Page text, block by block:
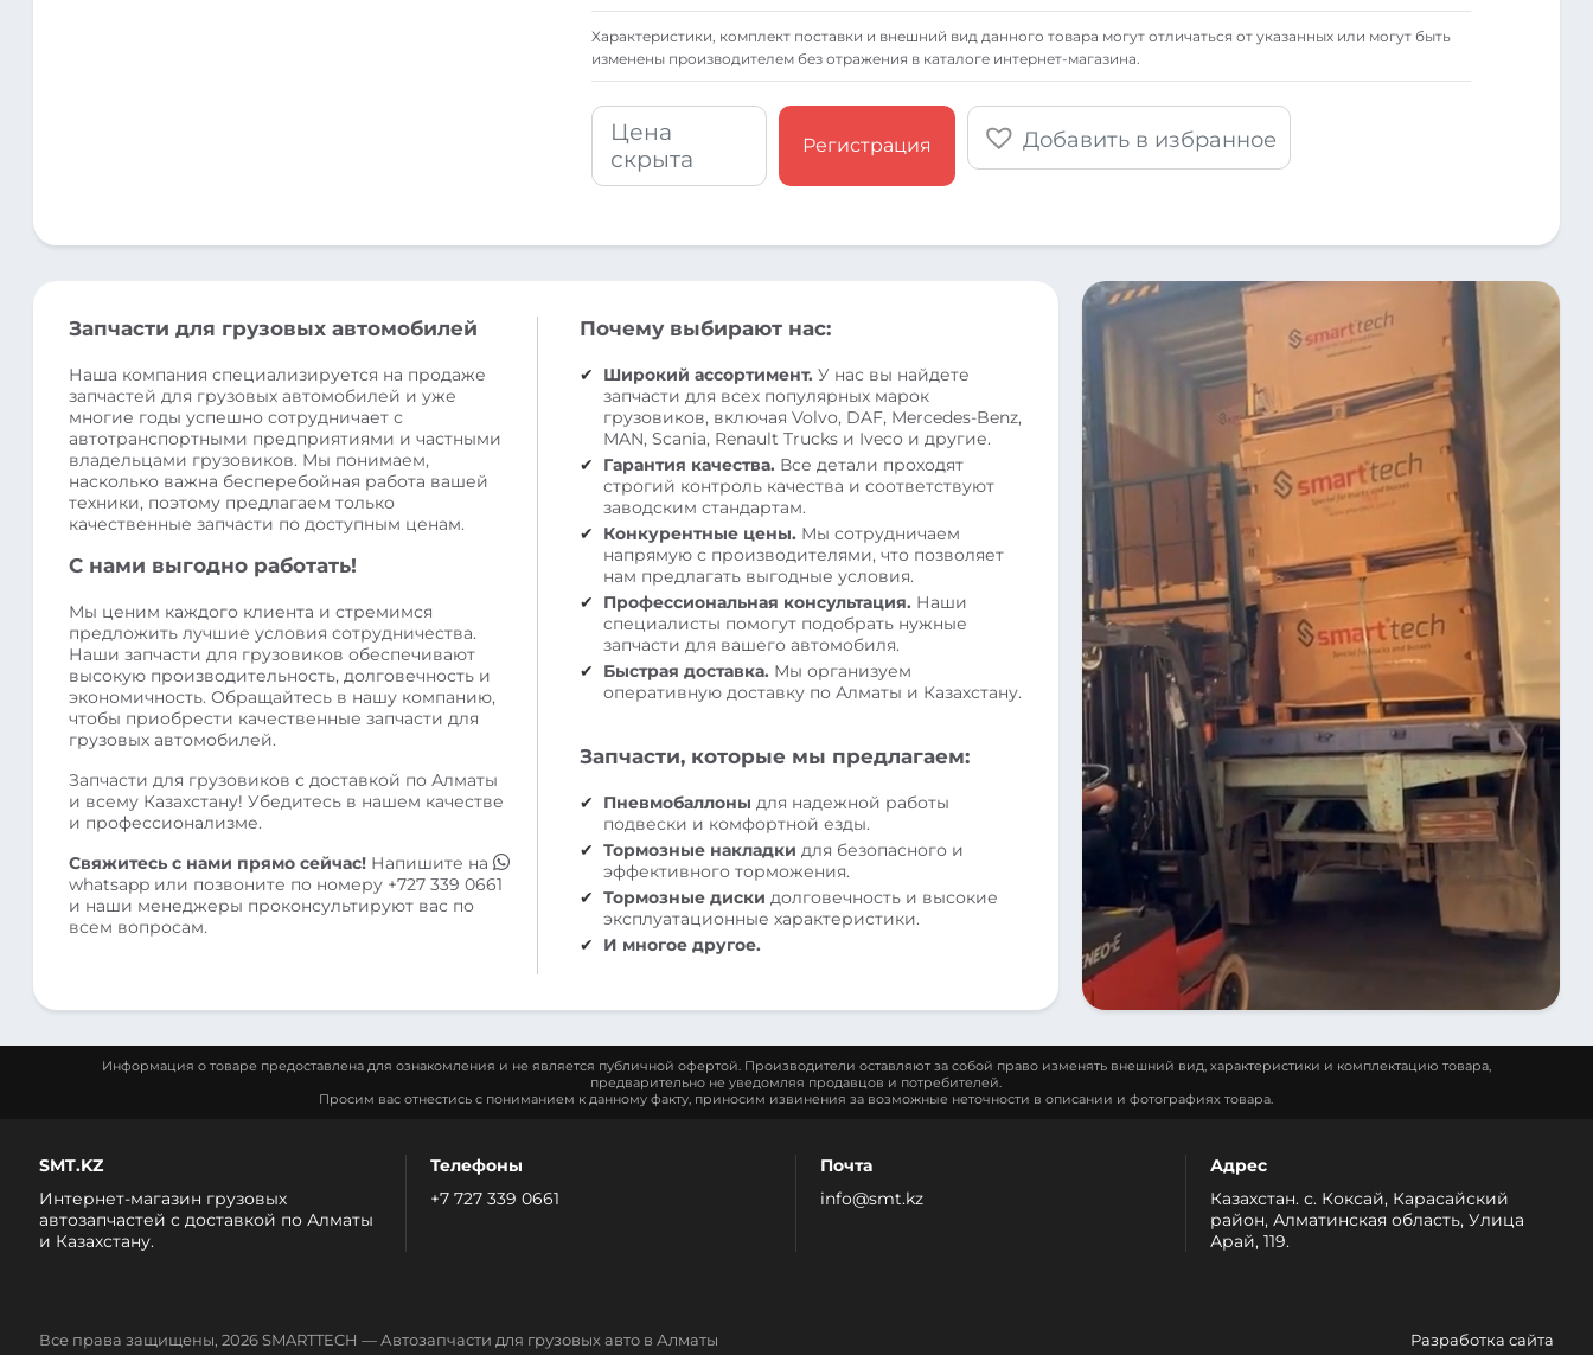
Xарактеристики, комплект поставки и внешний вид данного товара могут отличаться от указанных или могут быть
изменены производителем без отражения в каталоге интернет-магазина.
Цена
скрыта
Регистрация Добавить в избранное
Запчасти для грузовых автомобилей
Наша компания специализируется на продаже
запчастей для грузовых автомобилей и уже
многие годы успешно сотрудничает с
автотранспортными предприятиями и частными
владельцами грузовиков. Мы понимаем,
насколько важна бесперебойная работа вашей
техники, поэтому предлагаем только
качественные запчасти по доступным ценам.
С нами выгодно работать!
Мы ценим каждого клиента и стремимся
предложить лучшие условия сотрудничества.
Наши запчасти для грузовиков обеспечивают
высокую производительность, долговечность и
экономичность. Обращайтесь в нашу компанию,
чтобы приобрести качественные запчасти для
грузовых автомобилей.
Запчасти для грузовиков с доставкой по Алматы
и всему Казахстану! Убедитесь в нашем качестве
и профессионализме.
Свяжитесь с нами прямо сейчас! Напишите на
whatsapp или позвоните по номеру +727 339 0661
и наши менеджеры проконсультируют вас по
всем вопросам.
Почему выбирают нас:
Широкий ассортимент. У нас вы найдете
запчасти для всех популярных марок
грузовиков, включая Volvo, DAF, Mercedes-Benz,
MAN, Scania, Renault Trucks и Iveco и другие.
Гарантия качества. Все детали проходят
строгий контроль качества и соответствуют
заводским стандартам.
Конкурентные цены. Мы сотрудничаем
напрямую с производителями, что позволяет
нам предлагать выгодные условия.
Профессиональная консультация. Наши
специалисты помогут подобрать нужные
запчасти для вашего автомобиля.
Быстрая доставка. Мы организуем
оперативную доставку по Алматы и Казахстану.
Запчасти, которые мы предлагаем:
Пневмобаллоны для надежной работы
подвески и комфортной езды.
Тормозные накладки для безопасного и
эффективного торможения.
Тормозные диски долговечность и высокие
эксплуатационные характеристики.
И многое другое.
Информация о товаре предоставлена для ознакомления и не является публичной офертой. Производители оставляют за собой право изменять внешний вид, характеристики и комплектацию товара,
предварительно не уведомляя продавцов и потребителей.
Просим вас отнестись с пониманием к данному факту, приносим извинения за возможные неточности в описании и фотографиях товара.
SMT.KZ
Интернет-магазин грузовых
автозапчастей c доставкой по Алматы
и Казахстану.
Телефоны
+7 727 339 0661
Почта
info@smt.kz
Адрес
Казахстан. с. Коксай, Карасайский
район, Алматинская область, Улица
Арай, 119.
Все права защищены, 2026 SMARTTECH — Автозапчасти для грузовых авто в Алматы Разработка сайта